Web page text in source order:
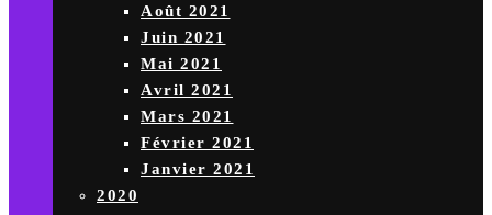
Août 2021
Juin 2021
Mai 2021
Avril 2021
Mars 2021
Février 2021
Janvier 2021
2020